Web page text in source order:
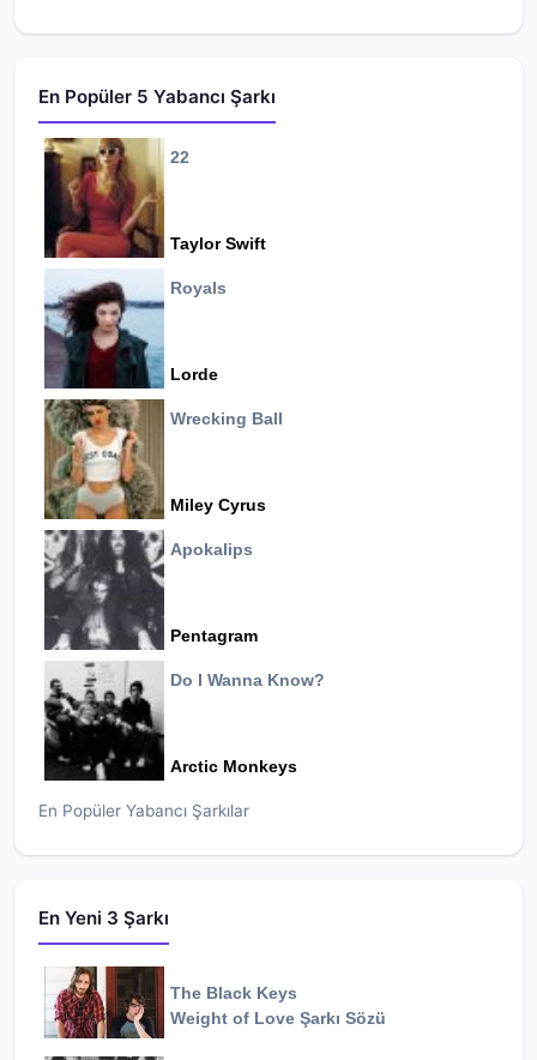
En Popüler 5 Yabancı Şarkı
22
Taylor Swift
Royals
Lorde
Wrecking Ball
Miley Cyrus
Apokalips
Pentagram
Do I Wanna Know?
Arctic Monkeys
En Popüler Yabancı Şarkılar
En Yeni 3 Şarkı
The Black Keys
Weight of Love Şarkı Sözü